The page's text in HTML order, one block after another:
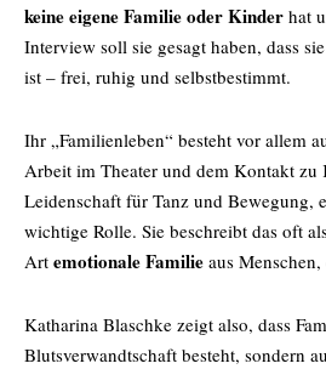
keine eigene Familie oder Kinder hat
Interview soll sie gesagt haben, dass
ist – frei, ruhig und selbstbestimmt.
Ihr „Familienleben“ besteht vor allem
Arbeit im Theater und dem Kontakt zu
Leidenschaft für Tanz und Bewegung,
wichtige Rolle. Sie beschreibt das oft
Art emotionale Familie aus
Katharina Blaschke zeigt also, dass
Blutsverwandtschaft besteht, sondern